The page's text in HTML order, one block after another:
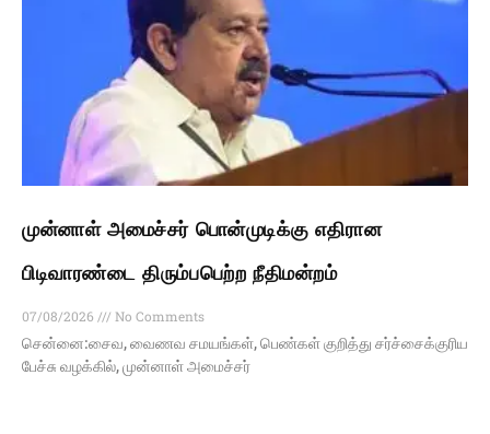
முன்னாள் அமைச்சர் பொன்முடிக்கு எதிரான
பிடிவாரண்டை திரும்பபெற்ற நீதிமன்றம்
07/08/2026
No Comments
சென்னை:சைவ, வைணவ சமயங்கள், பெண்கள் குறித்து சர்ச்சைக்குரிய
பேச்சு வழக்கில், முன்னாள் அமைச்சர்